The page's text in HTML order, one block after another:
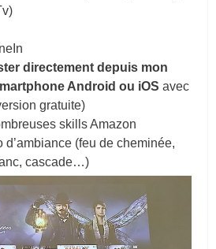
directement depuis mon
Android ou iOS avec
gratuite)
skills Amazon
d’ambiance (feu de cheminée,
cascade…)